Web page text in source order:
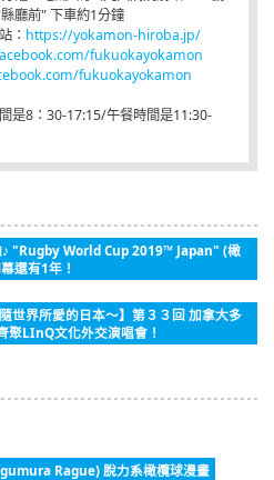
廳前" 下車約1分鐘
： https://yokamon-hiroba.jp/
fukuokayokamon
fukuokayokamon
是8：30-17:15/午餐時間是11:30-
"Rugby World Cup 2019™ Japan" (橄
還有1年！
世界所愛的日本～】第３３回 加拿大多
聚LInQ文化外交演唱會！
Rague) 脫力系橄欖球漫畫